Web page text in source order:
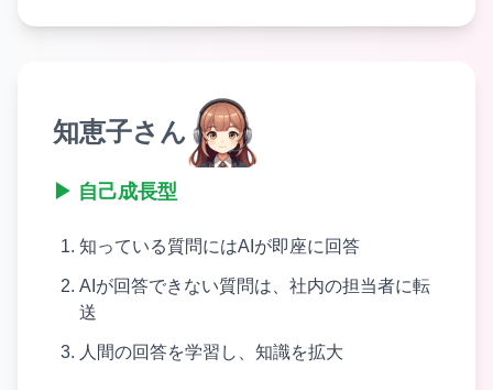
知恵子さん
▶ 自己成長型
知っている質問にはAIが即座に回答
AIが回答できない質問は、社内の担当者に転
送
人間の回答を学習し、知識を拡大